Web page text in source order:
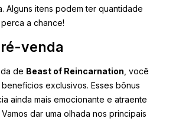
Alguns itens podem ter quantidade
a chance!
venda
de Beast of Reincarnation , você
exclusivos. Esses bônus
ainda mais emocionante e atraente
dar uma olhada nos principais